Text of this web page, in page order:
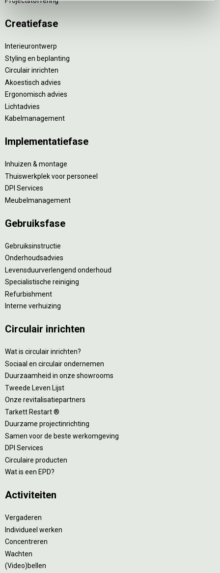
Creatiefase
Interieurontwerp
Styling en beplanting
Circulair inrichten
Akoestisch advies
Ergonomisch advies
Lichtadvies
Kabelmanagement
Implementatiefase
Inhuizen & montage
Thuiswerkplek voor personeel
DPI Services
Meubelmanagement
Gebruiksfase
Gebruiksinstructie
Onderhoudsadvies
Levensduurverlengend onderhoud
Specialistische reiniging
Refurbishment
Interne verhuizing
Circulair inrichten
Wat is circulair inrichten?
Sociaal en circulair ondernemen
Duurzaamheid in onze showrooms
Tweede Leven Lijst
Onze revitalisatiepartners
Tarkett Restart ®
Duurzame projectinrichting
Samen voor de beste werkomgeving
DPI Services
Circulaire producten
Wat is een EPD?
Activiteiten
Vergaderen
Individueel werken
Concentreren
Wachten
(Video)bellen